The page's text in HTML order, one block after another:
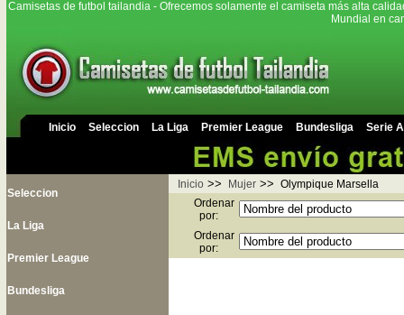
Camisetas de futbol tailandia - Ofrecemos solamente el camiseta más alta
Mundial en
Inicio Seleccion La Liga Premier League Bundesliga Serie A
Seleccion
La Liga
Premier League
Bundesliga
Inicio >> Mujer >> Olympique Marsella
Ordenar
por:
Ordenar
por: